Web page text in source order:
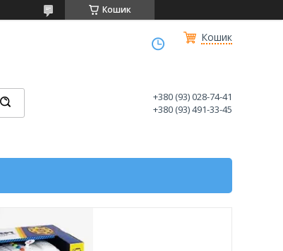
Кошик
Кошик
+380 (93) 028-74-41
+380 (93) 491-33-45